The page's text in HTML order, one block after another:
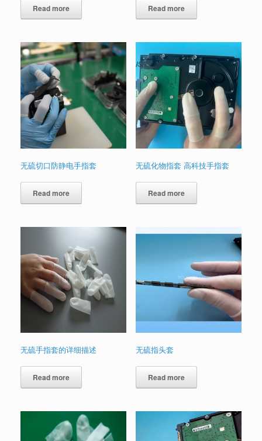
Read more Read more
无硫切口防静电手指套
Read more
无硫化物指套 高科技手指套
Read more
无硫手指套的详细描述
Read more
无硫指头套
Read more